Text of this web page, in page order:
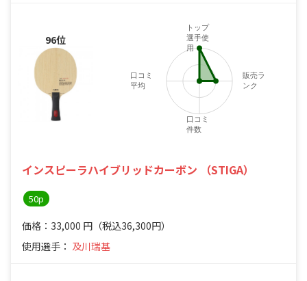
96位
インスピーラハイブリッドカーボン （STIGA）
50p
価格：33,000 円 （税込36,300円）
使用選手： 及川瑞基
トップ
選手使
用
販売ラ
ンク
口コミ
件数
口コミ
平均